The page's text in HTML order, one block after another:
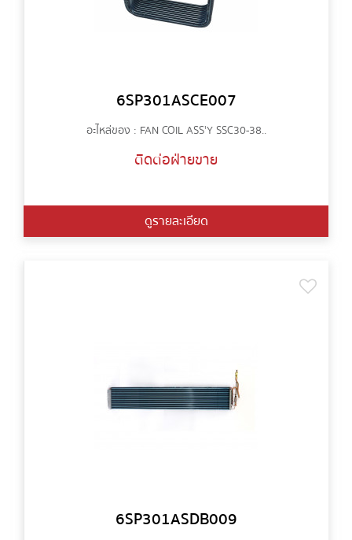
6SP301ASCE007
อะไหล่ของ : FAN COIL ASS'Y SSC30-38..
ติดต่อฝ่ายขาย
ดูรายละเอียด
6SP301ASDB009